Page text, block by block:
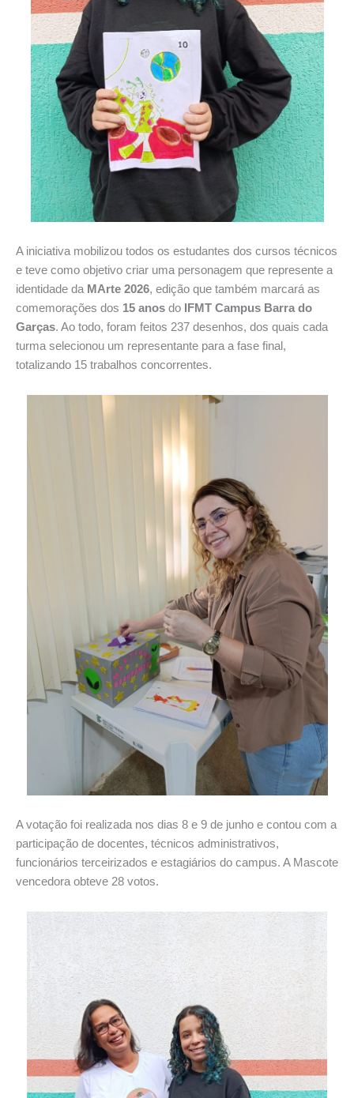
A iniciativa mobilizou todos os estudantes dos cursos técnicos
e teve como objetivo criar uma personagem que represente a
identidade da MArte 2026, edição que também marcará as
comemorações dos 15 anos do
IFMT Campus Barra do
Garças. Ao todo, foram feitos 237 desenhos, dos quais cada
turma selecionou um representante para a fase final,
totalizando 15 trabalhos concorrentes.
A votação foi realizada nos dias 8 e 9 de junho e contou com a
participação de docentes, técnicos administrativos,
funcionários terceirizados e estagiários do campus. A Mascote
vencedora obteve 28 votos.